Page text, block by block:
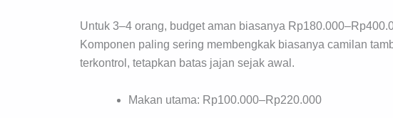
Untuk 3–4 orang, budget aman biasanya
Komponen paling sering membengkak biasanya camilan
terkontrol, tetapkan batas jajan sejak awal.
Makan utama: Rp100.000–Rp220.000